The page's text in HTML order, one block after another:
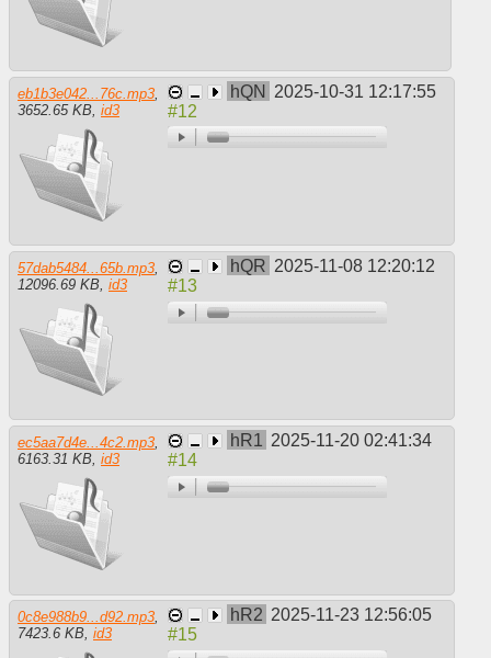
eb1b3e042...76c.mp3
3652.65 KB id3
hQN 2025-10-31 12:17:55
57dab5484...65b.mp3,
12096.69 KB, id3
hQR 2025-11-08 12:20:12
ec5aa7d4e...4c2.mp3,
6163.31 KB, id3
hR1 2025-11-20 02:41:34
0c8e988b9...d92.mp3,
7423.6 KB, id3
hR2 2025-11-23 12:56:05